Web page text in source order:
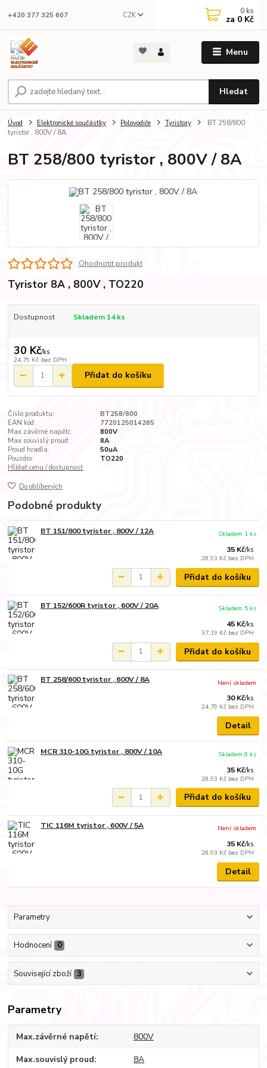
Menu
CZK
Hledat
+420 377 325 607 0 ks
za 0 Kč
Úvod Elektronické součástky Polovodiče Tyristory
BT 258/800
tyristor , 800V / 8A
BT 258/800 tyristor , 800V / 8A
Ohodnotit produkt
Tyristor 8A , 800V , TO220
Dostupnost Skladem 14 ks
30 Kč/ks
24,79 Kč bez DPH
Přidat do košíku
Číslo produktu:
BT258/800
EAN kód:
7720125014265
Max.závěrné napětí:
800V
Max.souvislý proud:
8A
Proud hradla:
50uA
Pouzdro:
TO220
Hlídat cenu / dostupnost
Do oblíbených
Podobné produkty
BT 151/800 tyristor , 800V / 12A
35 Kč/ks
28,93 Kč bez DPH
Skladem 1 ks
Přidat do košíku
BT 152/600R tyristor , 600V / 20A
45 Kč/ks
37,19 Kč bez DPH
Skladem 5 ks
Přidat do košíku
BT 258/600 tyristor , 600V / 8A
30 Kč/ks
24,79 Kč bez DPH
Není skladem
Detail
MCR 310-10G tyristor , 800V / 10A
35 Kč/ks
28,93 Kč bez DPH
Skladem 8 ks
Přidat do košíku
TIC 116M tyristor , 600V / 5A
35 Kč/ks
28,93 Kč bez DPH
Není skladem
Detail
Parametry
Hodnocení 0
Související zboží 3
Parametry
Max.závěrné napětí 800V
Max.souvislý proud 8A